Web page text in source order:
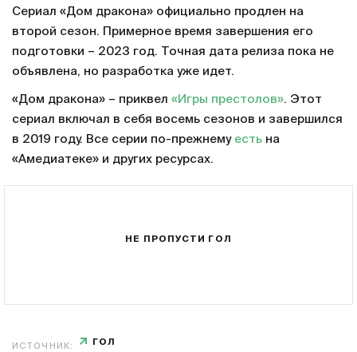
Сериал «Дом дракона» официально продлен на
второй сезон. Примерное время завершения его
подготовки – 2023 год. Точная дата релиза пока не
объявлена, но разработка уже идет.
«Дом дракона» – приквел «Игры престолов». Этот
сериал включал в себя восемь сезонов и завершился
в 2019 году. Все серии по-прежнему есть на
«Амедиатеке» и других ресурсах.
НЕ ПРОПУСТИ ГОЛ
ИСТОЧНИК: ГОЛ